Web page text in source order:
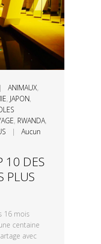
ANIMAUX,
, JAPON,
, RWANDA,
| Aucun
10 DES
PLUS
mois
centaine
avec